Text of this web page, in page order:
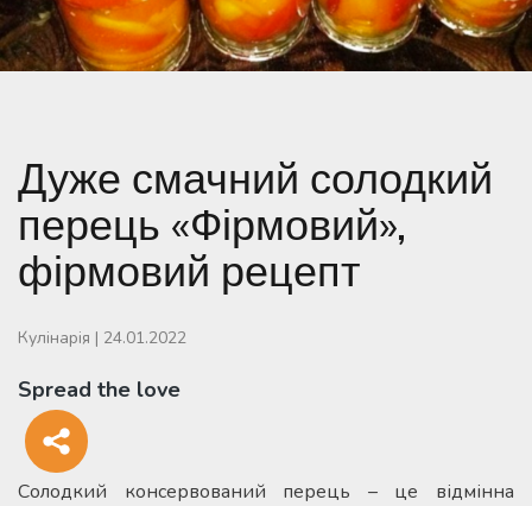
Дуже смачний солодкий
перець «Фірмовий»,
фірмовий рецепт
Кулінарія | 24.01.2022
Spread the love
Солодкий консервований перець – це відмінна